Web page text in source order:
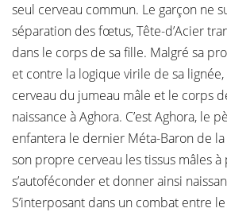
seul cerveau commun. Le garçon ne
séparation des fœtus, Tête-d’Acier
dans le corps de sa fille. Malgré sa
et contre la logique virile de sa
cerveau du jumeau mâle et le corps
naissance à Aghora. C’est Aghora, le
enfantera le dernier Méta-Baron de
son propre cerveau les tissus mâles
s’autoféconder et donner ainsi
S’interposant dans un combat entre